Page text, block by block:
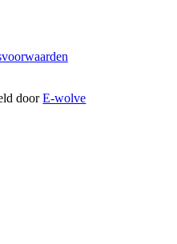
doorE-wolve